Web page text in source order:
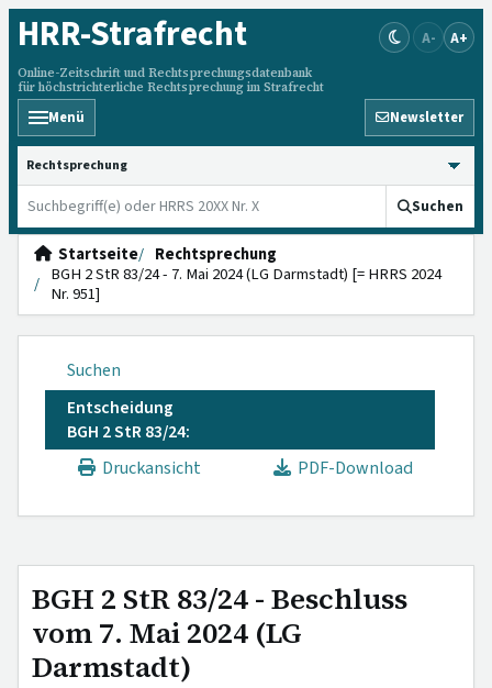
HRR-Strafrecht
Online-Zeitschrift und Rechtsprechungsdatenbank
für höchstrichterliche Rechtsprechung im Strafrecht
A- A+
Menü Newsletter
HRRS durchsuchen
Suchen
Startseite
Rechtsprechung
BGH 2 StR 83/24 - 7. Mai 2024 (LG Darmstadt) [= HRRS 2024
Nr. 951]
Suchen
Entscheidung
BGH 2 StR 83/24:
Druckansicht
PDF-Download
BGH 2 StR 83/24 - Beschluss
vom 7. Mai 2024 (LG
Darmstadt)